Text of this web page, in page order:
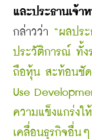
กล่าวว่า “ผลปร
ประวัติการณ์ ทั้ง
ถือหุ้น สะท้อนชัด
Use
ความแข็งแกร่ง
เคลื่อนธุรกิจอื่น